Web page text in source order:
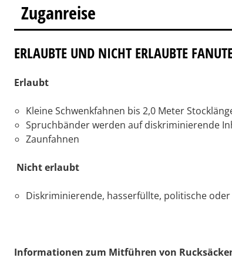
Zuganreise
ERLAUBTE UND NICHT ERLAUBTE
Erlaubt
Kleine Schwenkfahnen bis 2,0 Meter
Spruchbänder werden auf diskriminierende
Zaunfahnen
Nicht erlaubt
Diskriminierende, hasserfüllte, politische
Informationen zum Mitführen von